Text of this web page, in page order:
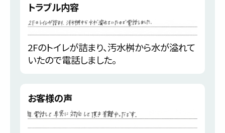
トラブル内容
2Fのトイレが詰まり、汚水桝から水が溢れて
いたので電話しました。
お客様の声